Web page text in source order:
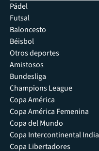
Pádel
Futsal
Baloncesto
Béisbol
Otros deportes
Amistosos
Bundesliga
Champions League
Copa América
Copa América Femenina
Copa del Mundo
Copa Intercontinental India
Copa Libertadores